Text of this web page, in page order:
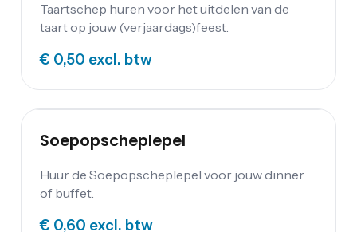
Taartschep huren voor het uitdelen van de
taart op jouw (verjaardags)feest.
€ 0,50 excl. btw
Soepopscheplepel
Huur de Soepopscheplepel voor jouw dinner
of buffet.
€ 0,60 excl. btw